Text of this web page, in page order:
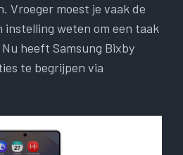
Vroeger moest je vaak de
instelling weten om een ​​taak
heeft Samsung Bixby
te begrijpen via